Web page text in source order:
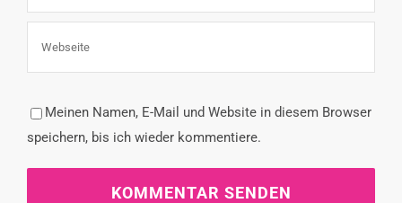
Meinen Namen, E-Mail und Website in diesem Browser
speichern, bis ich wieder kommentiere.